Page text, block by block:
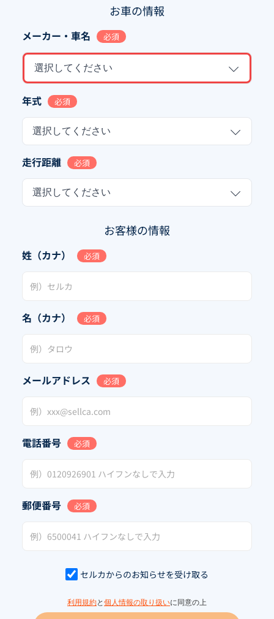
お車の情報
メーカー・車名 必須
選択してください
年式 必須
選択してください
走行距離 必須
選択してください
お客様の情報
姓（カナ） 必須
名（カナ） 必須
メールアドレス 必須
電話番号 必須
郵便番号 必須
セルカからのお知らせを受け取る
利用規約と 個人情報の取り扱いに同意の上